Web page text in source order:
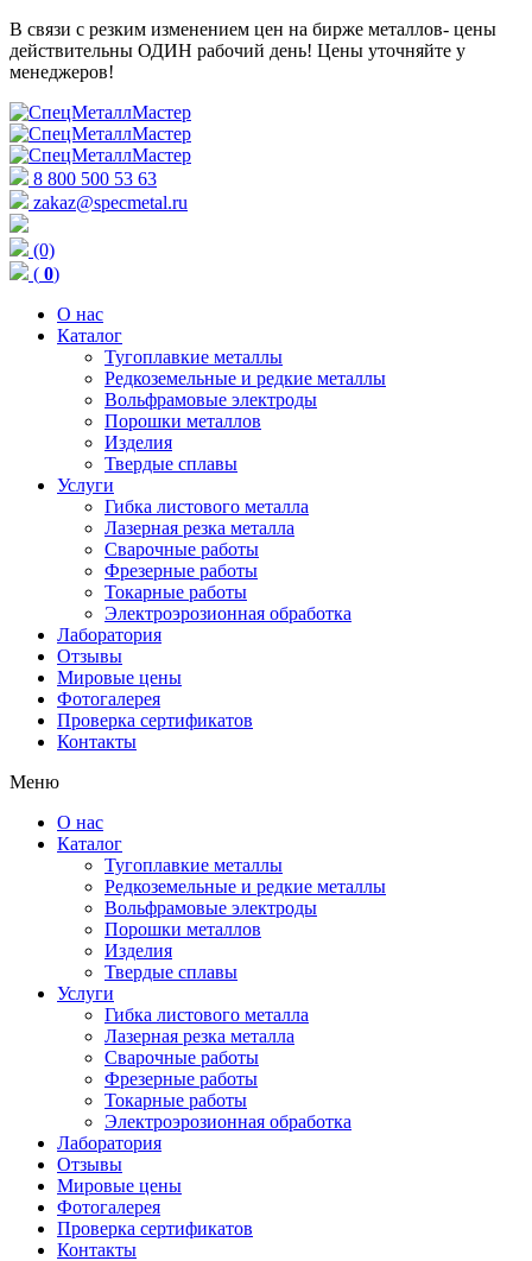
В связи с резким изменением цен на бирже металлов- цены
действительны ОДИН рабочий день! Цены уточняйте у
менеджеров!
8 800 500 53 63
zakaz@specmetal.ru
(0)
( 0)
О нас
Каталог
Тугоплавкие металлы
Редкоземельные и редкие металлы
Вольфрамовые электроды
Порошки металлов
Изделия
Твердые сплавы
Услуги
Гибка листового металла
Лазерная резка металла
Сварочные работы
Фрезерные работы
Токарные работы
Электроэрозионная обработка
Лаборатория
Отзывы
Мировые цены
Фотогалерея
Проверка сертификатов
Контакты
Меню
О нас
Каталог
Тугоплавкие металлы
Редкоземельные и редкие металлы
Вольфрамовые электроды
Порошки металлов
Изделия
Твердые сплавы
Услуги
Гибка листового металла
Лазерная резка металла
Сварочные работы
Фрезерные работы
Токарные работы
Электроэрозионная обработка
Лаборатория
Отзывы
Мировые цены
Фотогалерея
Проверка сертификатов
Контакты